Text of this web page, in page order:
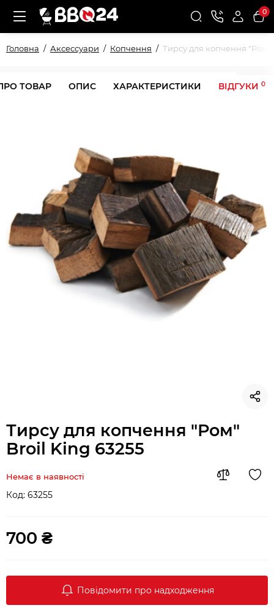
0
Головна Аксессуари Копчення Тирсу для копчення "Ром"
ТОВАР ОПИС ХАРАКТЕРИСТИКИ ВІДГУКИ 0
Тирсу для копчення "Ром"
Broil King 63255
Немає в наявності
Код: 63255
700 ₴
Повідомити про надходження